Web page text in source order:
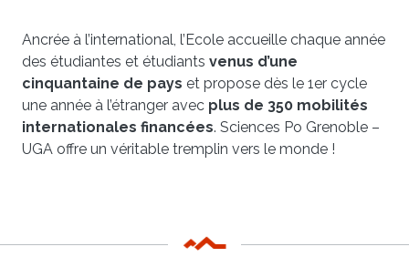
Ancrée à l’international, l’Ecole accueille chaque année
des étudiantes et étudiants venus d’une
cinquantaine de pays et propose dès le 1er cycle
une année à l’étranger avec plus de 350 mobilités
internationales financées. Sciences Po Grenoble –
UGA offre un véritable tremplin vers le monde !